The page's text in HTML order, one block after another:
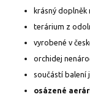
krásný doplněk
terárium z
vyrobené v
orchidej
součástí balení
osázené